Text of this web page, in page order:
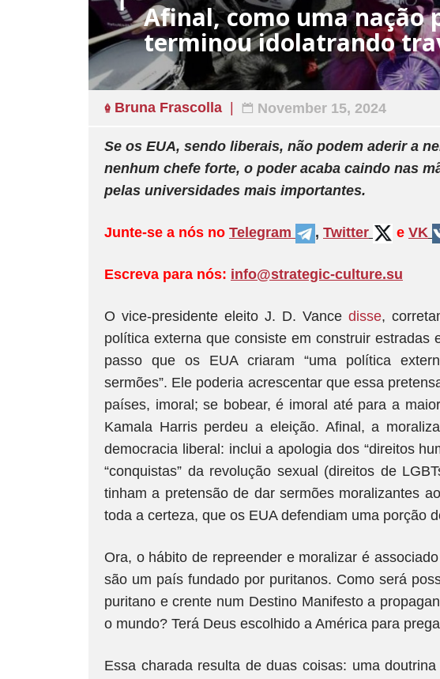
Afinal, como uma nação
terminou idolatrando
Bruna Frascolla November 15, 2024
Se os EUA, sendo liberais, não podem aderir a
nenhum chefe forte, o poder acaba caindo nas
pelas universidades mais importantes.
Junte-se a nós no Telegram , Twitter e VK
Escreva para nós: info@strategic-culture.su
O vice-presidente eleito J. D. Vancedisse,
política externa que consiste em construir estradas
passo que os EUA criaram “uma política
sermões”. Ele poderia acrescentar que essa
países, imoral; se bobear, é imoral até para a
Kamala Harris perdeu a eleição. Afinal, a
democracia liberal: inclui a apologia dos “direitos
“conquistas” da revolução sexual (direitos de
tinham a pretensão de dar sermões moralizantes
toda a certeza, que os EUA defendiam uma porção
Ora, o hábito de repreender e moralizar é
são um país fundado por puritanos. Como será
puritano e crente num Destino Manifesto a
o mundo? Terá Deus escolhido a América para
Essa charada resulta de duas coisas: uma